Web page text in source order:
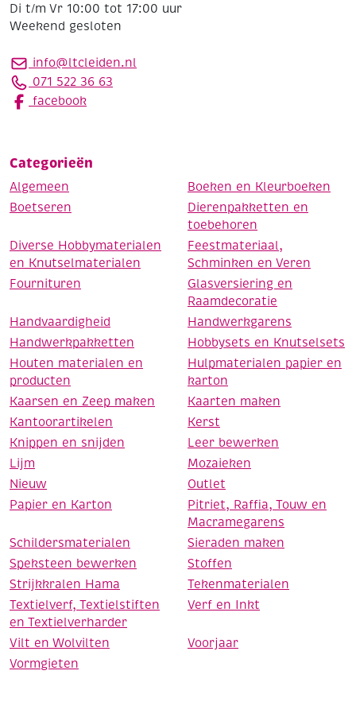
Di t/m Vr 10:00 tot 17:00 uur
Weekend gesloten
info@ltcleiden.nl
071 522 36 63
facebook
Categorieën
Algemeen
Boeken en Kleurboeken
Boetseren
Dierenpakketten en
toebehoren
Diverse Hobbymaterialen
en Knutselmaterialen
Feestmateriaal,
Schminken en Veren
Fournituren
Glasversiering en
Raamdecoratie
Handvaardigheid
Handwerkgarens
Handwerkpakketten
Hobbysets en Knutselsets
Houten materialen en
producten
Hulpmaterialen papier en
karton
Kaarsen en Zeep maken
Kaarten maken
Kantoorartikelen
Kerst
Knippen en snijden
Leer bewerken
Lijm
Mozaieken
Nieuw
Outlet
Papier en Karton
Pitriet, Raffia, Touw en
Macramegarens
Schildersmaterialen
Sieraden maken
Speksteen bewerken
Stoffen
Strijkkralen Hama
Tekenmaterialen
Textielverf, Textielstiften
en Textielverharder
Verf en Inkt
Vilt en Wolvilten
Voorjaar
Vormgieten